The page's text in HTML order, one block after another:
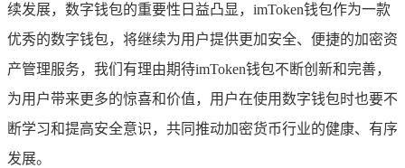
续发展，数字钱包的重要性日益凸显，imToken钱包作为一款
优秀的数字钱包，将继续为用户提供更加安全、便捷的加密资
产管理服务，我们有理由期待imToken钱包不断创新和完善，
为用户带来更多的惊喜和价值，用户在使用数字钱包时也要不
断学习和提高安全意识，共同推动加密货币行业的健康、有序
发展。